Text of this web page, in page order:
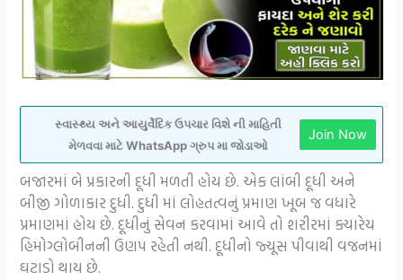
સ્વાસ્થ્ય અને આયુર્વેદિક ઉપચાર વિશે ની માહિતી
મેળવવા માટે WhatsApp ગ્રુપ મા જોડાઓ
Join Now
બજારમાં બે પ્રકારની દૂધી મળતી હોય છે. એક લાંબી દૂધી અને
બીજી ગોળાકાર દુધી. દુધી માં લોહતત્વનું પ્રમાણ ખૂબ જ વધારે
પ્રમાણમાં હોય છે. દૂધીનું સેવન કરવામાં આવે તો શરીરમાં ક્યારેય
હિમોગ્લોબીનની ઉણપ રહેતી નથી. દૂધીનો જ્યૂસ પીવાથી વજનમાં
ઘટાડો થાય છે.